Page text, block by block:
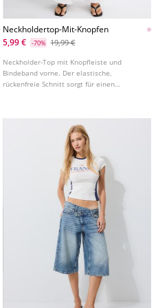
Neckholdertop-Mit-Knopfen
5,99 €
-70% 19,99 €
Neckholder-Top mit Knopfleiste und
Bindeband vorne. Der elastische,
rückenfreie Schnitt sorgt für einen